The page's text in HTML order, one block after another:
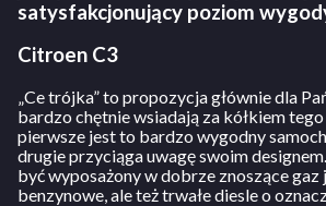
satysfakcjonujący poziom
Citroen C3
„Ce trójka” to propozycja głównie dla
bardzo chętnie wsiadają za kółkiem
pierwsze jest to bardzo wygodny
drugie przyciąga uwagę swoim
być wyposażony w dobrze znoszące
benzynowe, ale też trwałe diesle o